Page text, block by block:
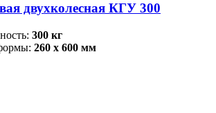
двухколесная КГУ 300
300 кг
260 х 600 мм